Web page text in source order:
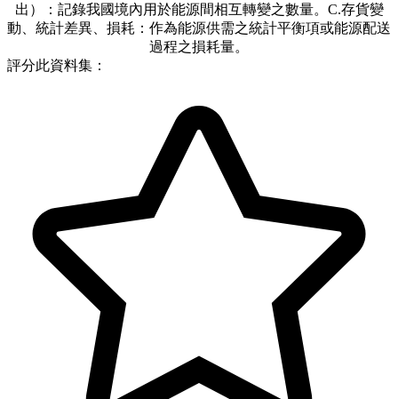
出）：記錄我國境內用於能源間相互轉變之數量。C.存貨變
動、統計差異、損耗：作為能源供需之統計平衡項或能源配送
過程之損耗量。
評分此資料集：